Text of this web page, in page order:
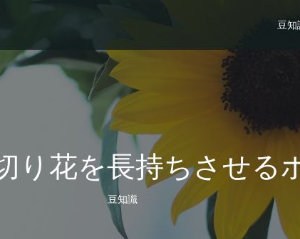
豆知
り花を長持ちさせる
豆知識